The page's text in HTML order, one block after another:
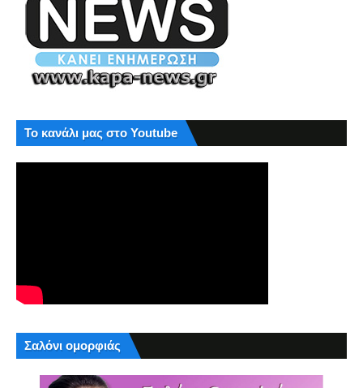
Το κανάλι μας στο Youtube
Σαλόνι ομορφιάς